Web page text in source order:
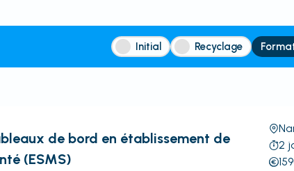
Initial Recyclage
de bord en établissement de
(ESMS)
2